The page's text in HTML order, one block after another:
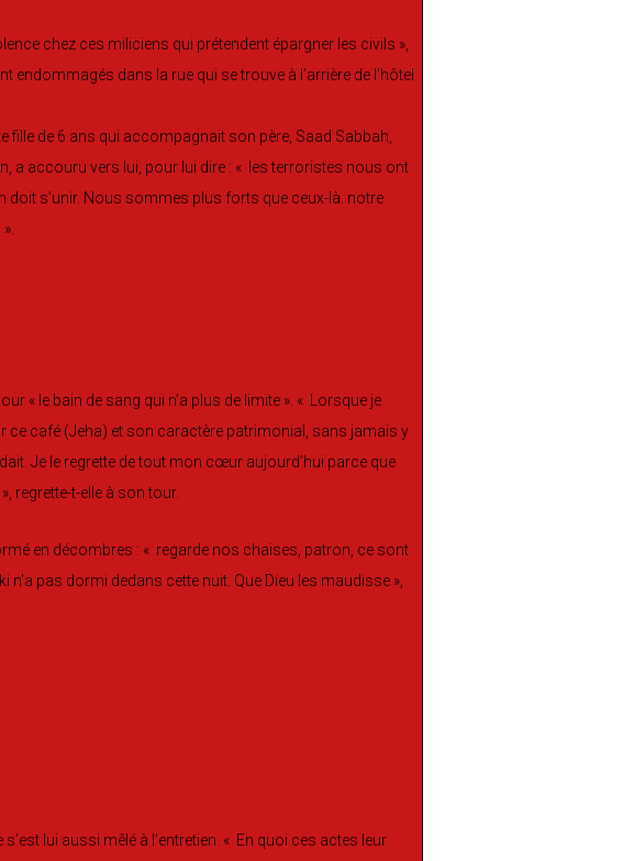
chez ces miliciens qui prétendent épargner les civils »,
dans la rue qui se trouve à l’arrière de l’hôtel
fille de 6 ans qui accompagnait son père, Saad Sabbah,
a accouru vers lui, pour lui dire : « les terroristes nous ont
doit s’unir. Nous sommes plus forts que ceux-là. notre
« le bain de sang qui n’a plus de limite ». « Lorsque je
ce café (Jeha) et son caractère patrimonial, sans jamais y
Je le regrette de tout mon cœur aujourd’hui parce que
regrette-t-elle à son tour.
en décombres : « regarde nos chaises, patron, ce sont
pas dormi dedans cette nuit. Que Dieu les maudisse »,
lui aussi mêlé à l’entretien. « En quoi ces actes leur